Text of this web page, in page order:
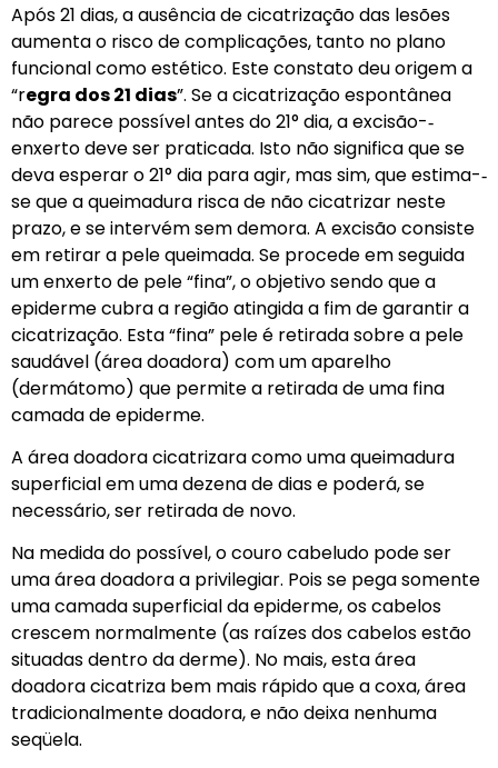
Após 21 dias, a ausência de cicatrização das lesões
aumenta o risco de complicações, tanto no plano
funcional como estético. Este constato deu origem a
“regra dos 21 dias”. Se a cicatrização espontânea
não parece possível antes do 21° dia, a excisão-­‐
enxerto deve ser praticada. Isto não significa que se
deva esperar o 21° dia para agir, mas sim, que estima-‐
se que a queimadura risca de não cicatrizar neste
prazo, e se intervém sem demora. A excisão consiste
em retirar a pele queimada. Se procede em seguida
um enxerto de pele “fina”, o objetivo sendo que a
epiderme cubra a região atingida a fim de garantir a
cicatrização. Esta “fina” pele é retirada sobre a pele
saudável (área doadora) com um aparelho
(dermátomo) que permite a retirada de uma fina
camada de epiderme.
A área doadora cicatrizara como uma queimadura
superficial em uma dezena de dias e poderá, se
necessário, ser retirada de novo.
Na medida do possível, o couro cabeludo pode ser
uma área doadora a privilegiar. Pois se pega somente
uma camada superficial da epiderme, os cabelos
crescem normalmente (as raízes dos cabelos estão
situadas dentro da derme). No mais, esta área
doadora cicatriza bem mais rápido que a coxa, área
tradicionalmente doadora, e não deixa nenhuma
seqüela.